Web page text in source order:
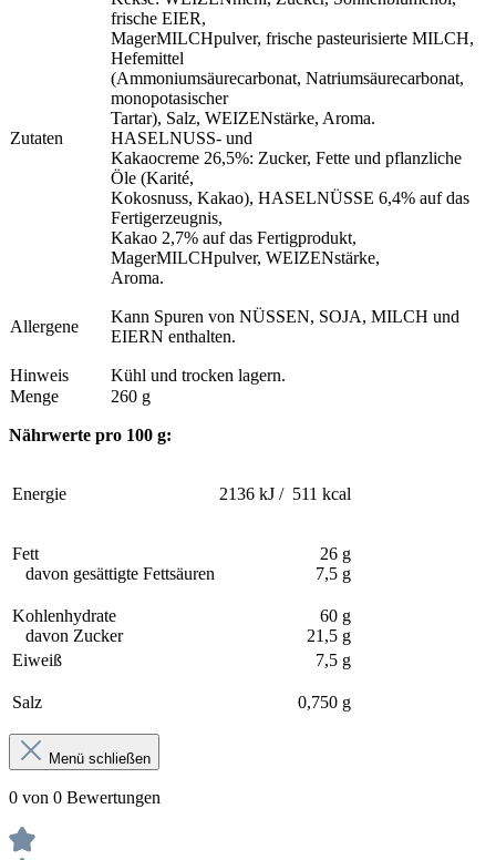
Zutaten
frische EIER,
MagerMILCHpulver, frische pasteurisierte MILCH,
Hefemittel
(Ammoniumsäurecarbonat, Natriumsäurecarbonat,
monopotasischer
Tartar), Salz, WEIZENstärke, Aroma.
HASELNUSS- und
Kakaocreme 26,5%: Zucker, Fette und pflanzliche
Öle (Karité,
Kokosnuss, Kakao), HASELNÜSSE 6,4% auf das
Fertigerzeugnis,
Kakao 2,7% auf das Fertigprodukt,
MagerMILCHpulver, WEIZENstärke,
Aroma.
Allergene
Kann Spuren von NÜSSEN, SOJA, MILCH und
EIERN enthalten.
Hinweis
Kühl und trocken lagern.
Menge
260 g
Nährwerte pro 100 g:
Energie 2136 kJ / 511 kcal
Fett
davon gesättigte Fettsäuren
26 g
7,5 g
Kohlenhydrate
davon Zucker
60 g
21,5 g
Eiweiß
7,5 g
Salz 0,750 g
Menü schließen
0 von 0 Bewertungen